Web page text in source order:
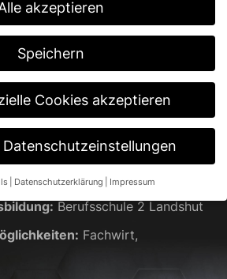
Korrespondenz und
Abitur, Fachabitur oder
: Teamfähigkeit, gute
IT-Kenntnisse (Word, Excel,
Arbeitsbereitschaft
2,5 Jahre im Dualen System,
Berufsschule 2 Landshut
Fachwirt,
akzeptieren
Speichern
Cookies akzeptieren
Datenschutzeinstellungen
Datenschutzerklärung Impressum
möchten, müssen Sie Ihre
um Erlaubnis bitten.